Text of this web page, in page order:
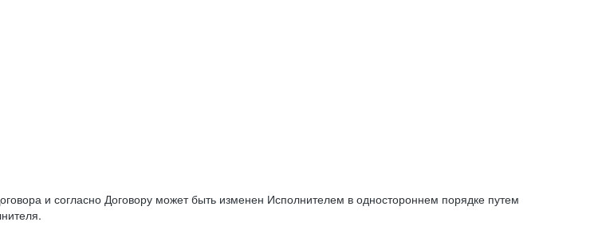
и согласно Договору может быть изменен Исполнителем в одностороннем порядке путем